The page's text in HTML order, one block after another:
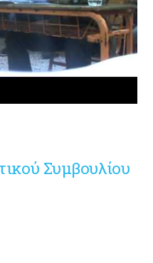
Συμβουλίου